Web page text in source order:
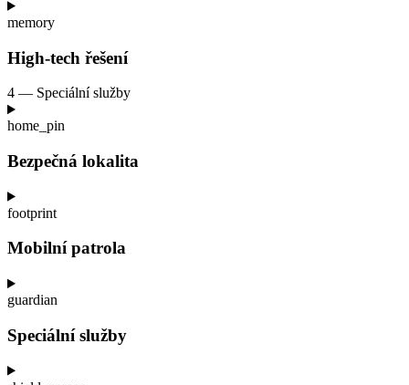
memory
High-tech řešení
4 — Speciální služby
home_pin
Bezpečná lokalita
footprint
Mobilní patrola
guardian
Speciální služby